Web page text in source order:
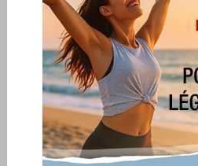
Saint Pierreà fermer sa gueule et arrêter de
Villes qui vont faire
Diamant. Trois-Îlet. § Saint-Anne.
Luce(enfin toutes les villes où les noirs ont
leur maire respectif qui travaille pour les
Gastronomie §
Accras de morue§ Boudin antillais§
Igname§ Fruit à pain§ KFC§